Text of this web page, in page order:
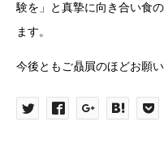
験を」と真摯に向き合い食
ます。
今後ともご贔屓のほどお願い